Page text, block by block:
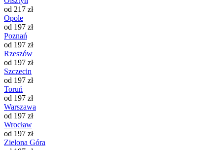
od 217 zł
Opole
od 197 zł
Poznań
od 197 zł
Rzeszów
od 197 zł
Szczecin
od 197 zł
Toruń
od 197 zł
Warszawa
od 197 zł
Wrocław
od 197 zł
Zielona Góra